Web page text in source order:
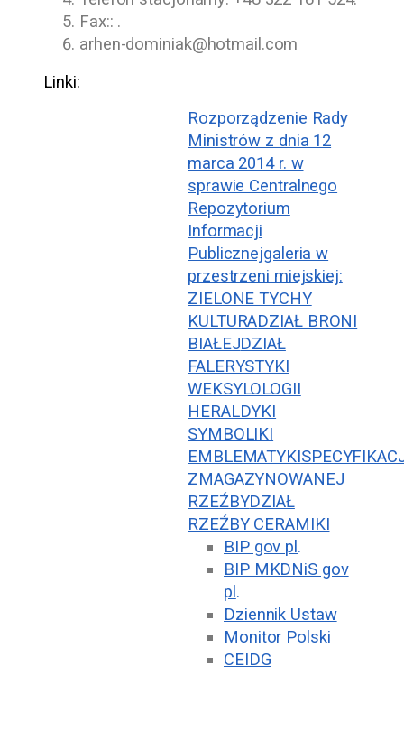
Fax:: .
arhen-dominiak@hotmail.com
Linki:
Rozporządzenie Rady
Ministrów z dnia 12
marca 2014 r. w
sprawie Centralnego
Repozytorium
Informacji
Publicznejgaleria w
przestrzeni miejskiej:
ZIELONE TYCHY
KULTURADZIAŁ BRONI
BIAŁEJDZIAŁ
FALERYSTYKI
WEKSYLOLOGII
HERALDYKI
SYMBOLIKI
EMBLEMATYKI
ZMAGAZYNOWANEJ
RZEŹBYDZIAŁ
RZEŹBY CERAMIKI
BIP gov pl .
BIP MKDNiS gov
pl .
Dziennik Ustaw
Monitor Polski
CEIDG